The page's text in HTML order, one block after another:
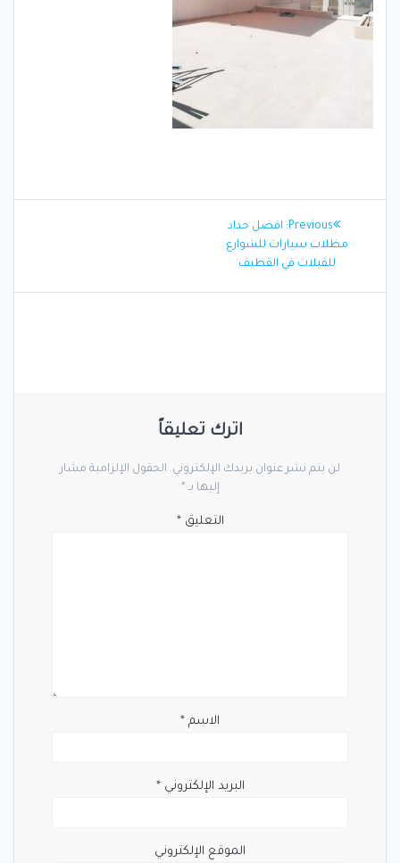
تصفّح
المقالات
Previous:
Previous
post:
افضل حداد
مظلات سيارات للشوارع
للفيلات في القطيف
اترك تعليقاً
لن يتم نشر عنوان بريدك الإلكتروني. الحقول الإلزامية مشار
إليها بـ *
التعليق*
الاسم *
البريد الإلكتروني*
الموقع الإلكتروني